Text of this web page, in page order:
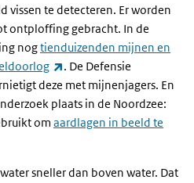
vissen te detecteren. Er worden
ontploffing gebracht. In de
nogtienduizenden mijnen en
(externe link)
. De Defensie
deze met mijnenjagers. En
plaats in de Noordzee:
om aardlagen in beeld te
sneller dan boven water. Dat